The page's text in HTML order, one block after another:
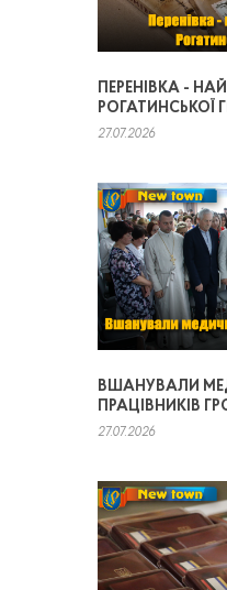
ПЕРЕНІВКА -
РОГАТИНСЬКОЇ
27.07.2026
ВШАНУВАЛИ
ПРАЦІВНИКІВ
27.07.2026